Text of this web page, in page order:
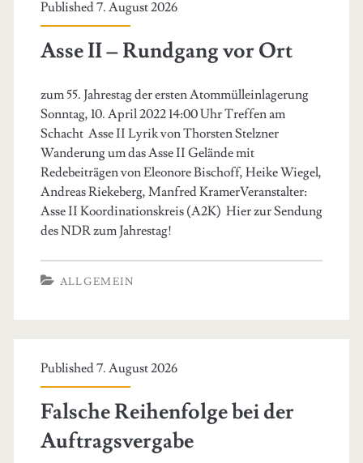
Published 7. August 2026
Asse II – Rundgang vor Ort
zum 55. Jahrestag der ersten Atommülleinlagerung
Sonntag, 10. April 2022 14:00 Uhr Treffen am
Schacht Asse II Lyrik von Thorsten Stelzner
Wanderung um das Asse II Gelände mit
Redebeiträgen von Eleonore Bischoff, Heike Wiegel,
Andreas Riekeberg, Manfred KramerVeranstalter:
Asse II Koordinationskreis (A2K) Hier zur Sendung
des NDR zum Jahrestag!
ALLGEMEIN
Published 7. August 2026
Falsche Reihenfolge bei der
Auftragsvergabe